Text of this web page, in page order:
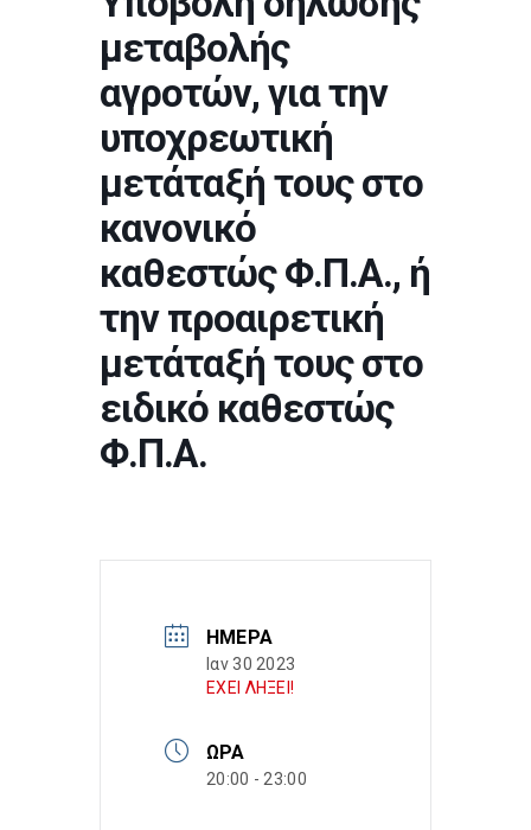
μεταβολής
αγροτών, για την
υποχρεωτική
μετάταξή τους στο
κανονικό
καθεστώς Φ.Π.Α., ή
την προαιρετική
μετάταξή τους στο
ειδικό καθεστώς
Φ.Π.Α.
ΗΜΈΡΑ
Ιαν 30 2023
ΕΧΕΙ ΛΗΞΕΙ!
ΏΡΑ
20:00 - 23:00